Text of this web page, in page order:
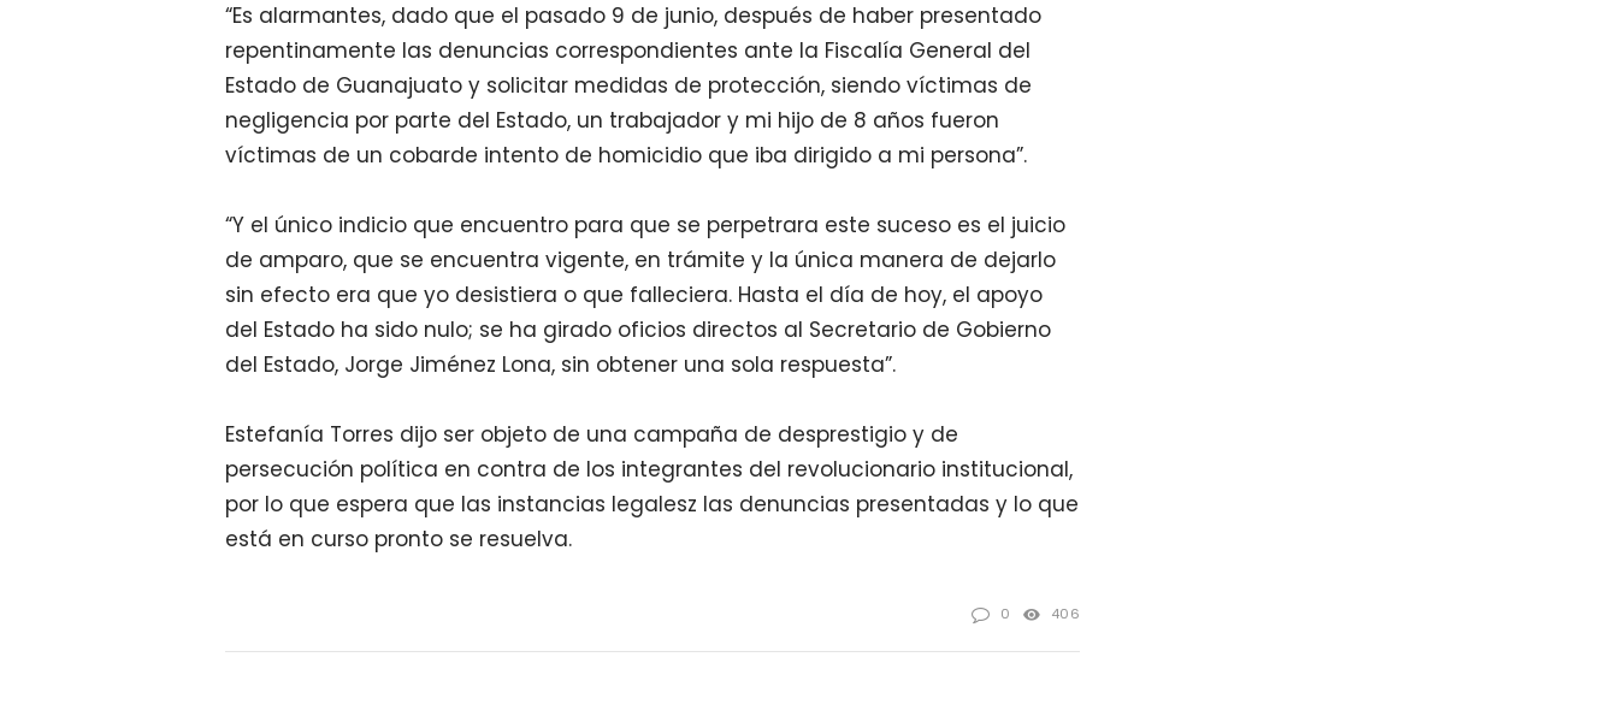
“Es alarmantes, dado que el pasado 9 de junio, después de haber presentado
repentinamente las denuncias correspondientes ante la Fiscalía General del
Estado de Guanajuato y solicitar medidas de protección, siendo víctimas de
negligencia por parte del Estado, un trabajador y mi hijo de 8 años fueron
víctimas de un cobarde intento de homicidio que iba dirigido a mi persona”.
“Y el único indicio que encuentro para que se perpetrara este suceso es el juicio
de amparo, que se encuentra vigente, en trámite y la única manera de dejarlo
sin efecto era que yo desistiera o que falleciera. Hasta el día de hoy, el apoyo
del Estado ha sido nulo; se ha girado oficios directos al Secretario de Gobierno
del Estado, Jorge Jiménez Lona, sin obtener una sola respuesta”.
Estefanía Torres dijo ser objeto de una campaña de desprestigio y de
persecución política en contra de los integrantes del revolucionario institucional,
por lo que espera que las instancias legalesz las denuncias presentadas y lo que
está en curso pronto se resuelva.
0 406